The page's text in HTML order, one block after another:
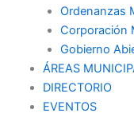
Ordenanzas
Corporación
Gobierno
ÁREAS
DIRECTORIO
EVENTOS